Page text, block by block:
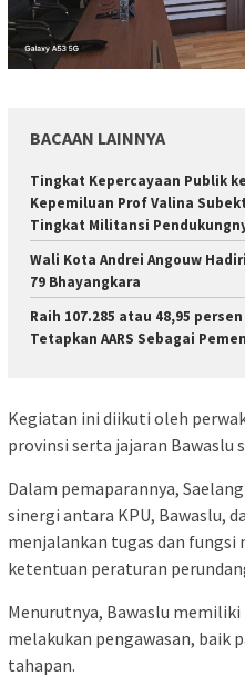
BACAAN LAINNYA
Tingkat Kepercayaan Publik
Kepemiluan Prof Valina
Tingkat Militansi
Wali Kota Andrei Angouw
79 Bhayangkara
Raih 107.285 atau 48,95
Tetapkan AARS Sebagai
Kegiatan ini diikuti oleh
provinsi serta jajaran Bawaslu
Dalam pemaparannya,
sinergi antara KPU, Bawaslu,
menjalankan tugas dan fungsi
ketentuan peraturan
Menurutnya, Bawaslu
melakukan pengawasan, baik
tahapan.